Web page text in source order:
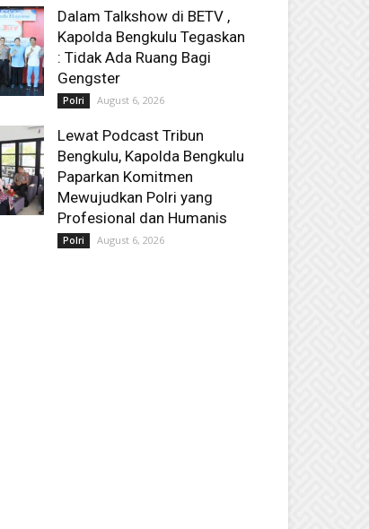
Dalam Talkshow di BETV ,
Kapolda Bengkulu Tegaskan
: Tidak Ada Ruang Bagi
Gengster
Polri August 6, 2026
Lewat Podcast Tribun
Bengkulu, Kapolda Bengkulu
Paparkan Komitmen
Mewujudkan Polri yang
Profesional dan Humanis
Polri August 6, 2026